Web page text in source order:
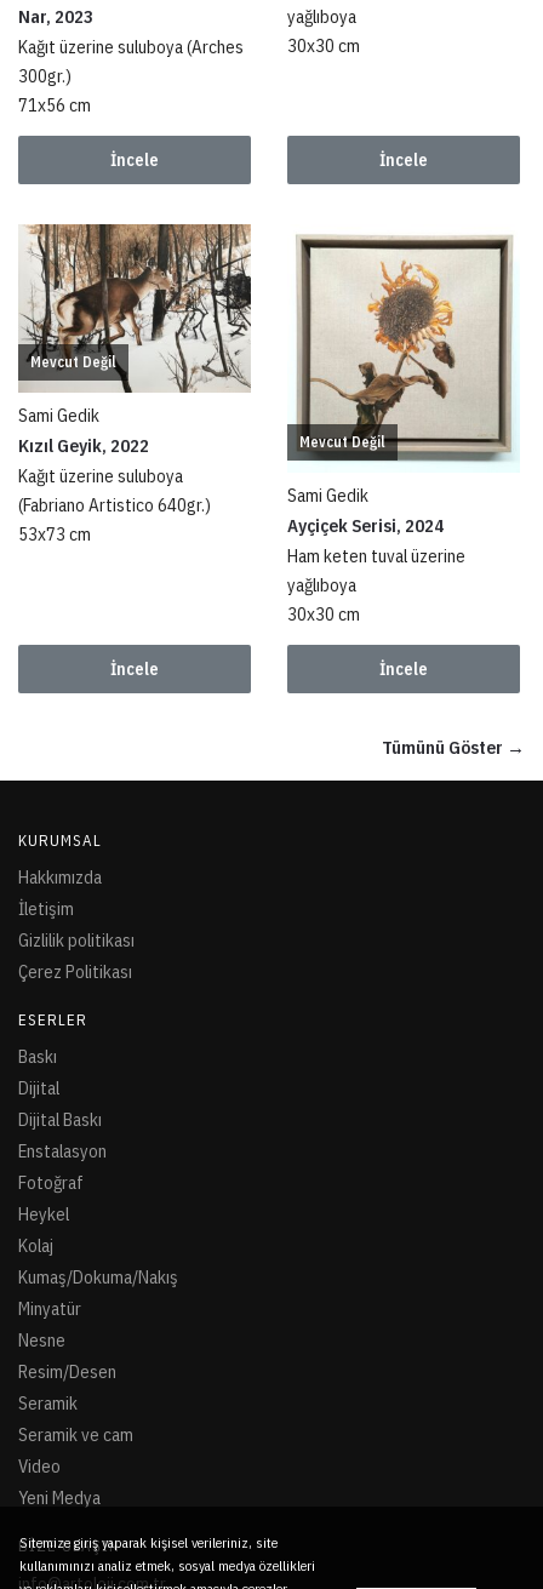
Nar, 2023
Kağıt üzerine suluboya (Arches
300gr.)
71x56 cm
İncele
yağlıboya
30x30 cm
İncele
Mevcut Değil
Sami Gedik
Kızıl Geyik, 2022
Kağıt üzerine suluboya
(Fabriano Artistico 640gr.)
53x73 cm
İncele
Mevcut Değil
Sami Gedik
Ayçiçek Serisi, 2024
Ham keten tuval üzerine
yağlıboya
30x30 cm
İncele
Tümünü Göster →
KURUMSAL
Hakkımızda
İletişim
Gizlilik politikası
Çerez Politikası
ESERLER
Baskı
Dijital
Dijital Baskı
Enstalasyon
Fotoğraf
Heykel
Kolaj
Kumaş/Dokuma/Nakış
Minyatür
Nesne
Resim/Desen
Seramik
Seramik ve cam
Video
Yeni Medya
BIZE ULAŞIN
info@artoloji.com.tr
Sitemize giriş yaparak kişisel verileriniz, site
kullanımınızı analiz etmek, sosyal medya özellikleri